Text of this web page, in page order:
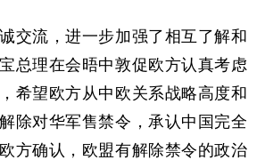
流，进一步加强了相互了解和
总理在会晤中敦促欧方认真考虑
希望欧方从中欧关系战略高度和
除对华军售禁令，承认中国完全
方确认，欧盟有解除禁令的政治